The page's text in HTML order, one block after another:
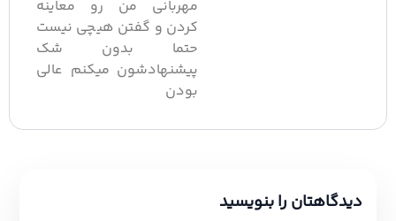
مهربانی من رو معاینه
کردن و گفتن هیچی نیست
حتما بدون شک
پیشنهادشون میکنم عالی
بودن️
دیدگاهتان را بنویسید